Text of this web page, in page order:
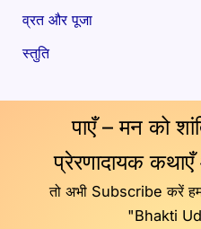
व्रत और पूजा
स्तुति
पाएँ – मन को
प्रेरणादायक
तो अभी Subscribe करें
"Bhakti